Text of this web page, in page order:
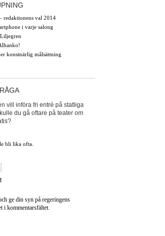
redaktionens val 2014
i varje salong
konstnärlig målsättning
vill införa fri entré på statliga
du gå oftare på teater om
bli lika ofta.
ge din syn på regeringens
i kommentarsfältet.